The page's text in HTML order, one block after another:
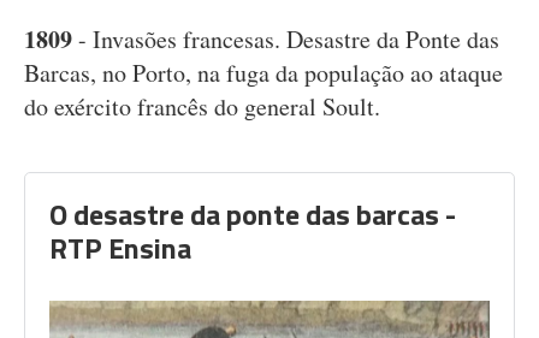
1809- Invasões francesas. Desastre da Ponte das
Barcas, no Porto, na fuga da população ao ataque
do exército francês do general Soult.
O desastre da ponte das barcas -
RTP Ensina